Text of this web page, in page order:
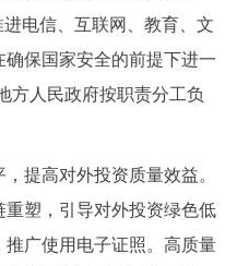
电信、互联网、教育、文
保国家安全的前提下进一
方人民政府按职责分工负
提高对外投资质量效益。
塑，引导对外投资绿色低
广使用电子证照。高质量